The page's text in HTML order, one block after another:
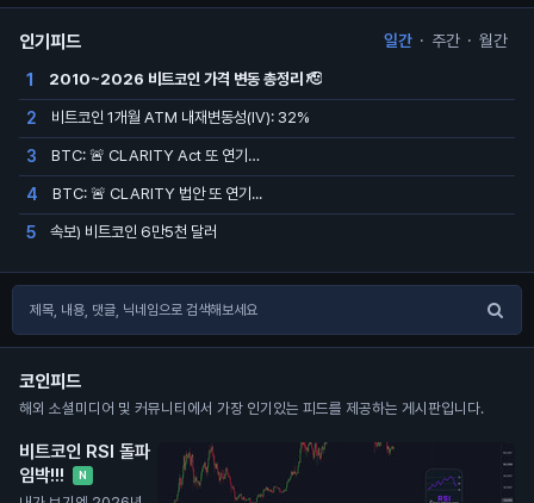
인기피드 일간 · 주간 · 월간
1 2010~2026 비트코인 가격 변동 총정리 🫡
2 비트코인 1개월 ATM 내재변동성(IV): 32%
3 BTC: 🚨 CLARITY Act 또 연기…
4 BTC: 🚨 CLARITY 법안 또 연기...
5 속보) 비트코인 6만5천 달러
코인피드
해외 소셜미디어 및 커뮤니티에서 가장 인기있는 피드를 제공하는 게시판입니다.
비트코인 RSI 돌파
임박!!!
N